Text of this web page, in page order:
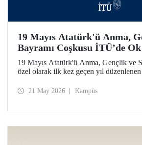
19 Mayıs Atatürk'ü Anma,
Bayramı Coşkusu İTÜ’de Ok
Yaşandı
19 Mayıs Atatürk'ü Anma, Gençlik ve
özel olarak ilk kez geçen yıl
bir araya getirdi.
21 May 2026 Kampüs